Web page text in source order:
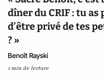
dîner du CRIF : tu as
d’être privé de tes
? »
Benoît Rayski
1 min de lecture